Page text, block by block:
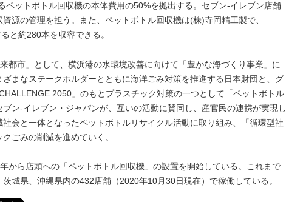
ペットボトル回収機の本体費用の50%を拠出する。セブン‐イレブン店舗
源の管理を担う。また、ペットボトル回収機は(株)寺岡精工製で、
と約280本を収容できる。
都市」として、横浜港の水環境改善に向けて「豊かな海づくり事業」に
まなステークホルダーとともに海洋ごみ対策を推進する日本財団と、グ
2050」のもとプラスチック対策の一つとして「ペットボトル
ン‐イレブン・ジャパンが、互いの活動に賛同し、産官民の連携が実現し
会と一体となったペットボトルリサイクル活動に取り組み、「循環型社
ごみの削減を進めていく。
から店頭への「ペットボトル回収機」の設置を開始している。これまで
城県、沖縄県内の432店舗（2020年10月30日現在）で稼働している。